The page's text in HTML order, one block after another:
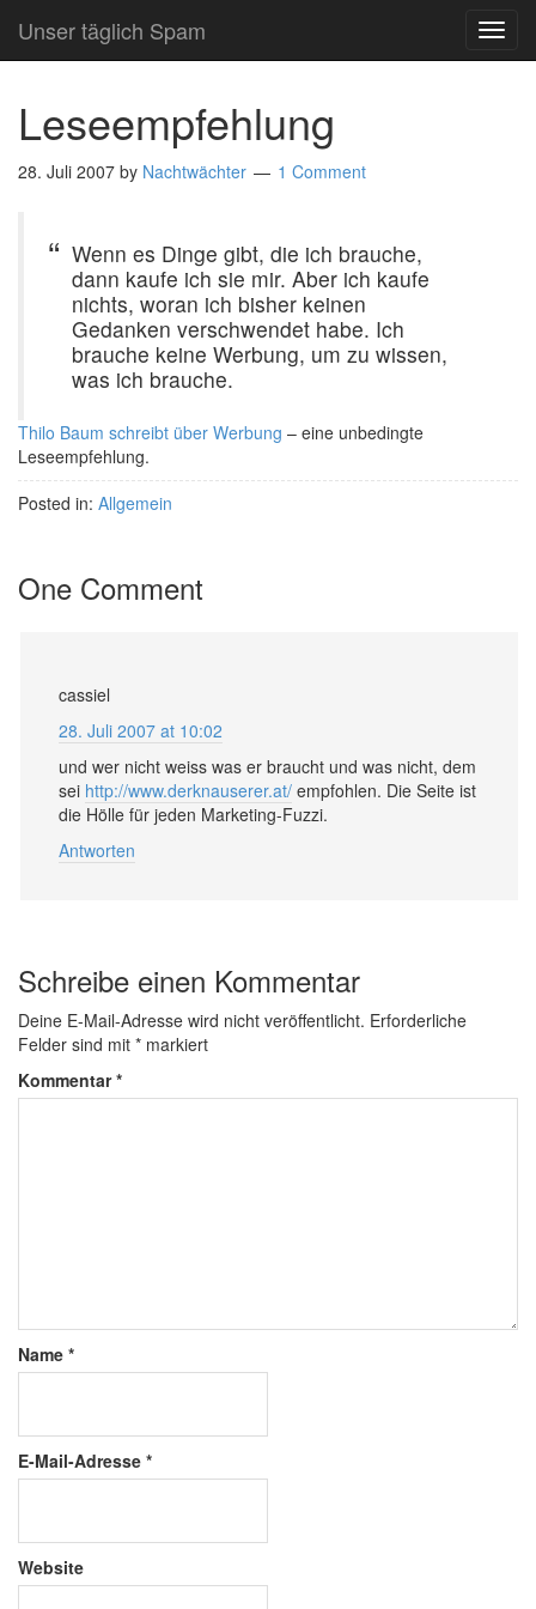
Unser täglich Spam
Leseempfehlung
28. Juli 2007 by Nachtwächter 1 Comment
Wenn es Dinge gibt, die ich brauche,
dann kaufe ich sie mir. Aber ich kaufe
nichts, woran ich bisher keinen
Gedanken verschwendet habe. Ich
brauche keine Werbung, um zu wissen,
was ich brauche.
Thilo Baum schreibt über Werbung – eine unbedingte
Leseempfehlung.
Posted in: Allgemein
One Comment
cassiel
28. Juli 2007 at 10:02
und wer nicht weiss was er braucht und was nicht, dem
sei http://www.derknauserer.at/ empfohlen. Die Seite ist
die Hölle für jeden Marketing-Fuzzi.
Antworten
Schreibe einen Kommentar
Deine E-Mail-Adresse wird nicht veröffentlicht. Erforderliche
Felder sind mit * markiert
Kommentar*
Name *
E-Mail-Adresse *
Website